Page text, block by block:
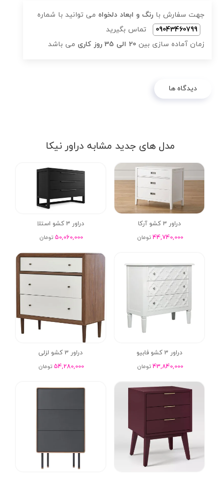
جهت سفارش با رنگ و ابعاد دلخواه می توانید با شماره
09043460799
تماس بگیرید
زمان آماده سازی بین 20 الی 35 روز کاری می باشد
دیدگاه ها
مدل های جدید مشابه دراور نیکا
دراور 3 کشو آرکا
44,740,000 تومان
دراور 3 کشو استلا
50,060,000 تومان
دراور 3 کشو فابیو
43,840,000 تومان
دراور 3 کشو لزلی
54,280,000 تومان